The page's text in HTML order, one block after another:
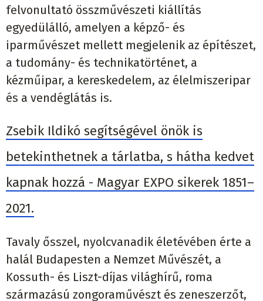
felvonultató összművészeti kiállítás
egyedülálló, amelyen a képző- és
iparművészet mellett megjelenik az építészet,
a tudomány- és technikatörténet, a
kézműipar, a kereskedelem, az élelmiszeripar
és a vendéglátás is.
Zsebik Ildikó segítségével önök is
betekinthetnek a tárlatba, s hátha kedvet
kapnak hozzá - Magyar EXPO sikerek 1851–
2021.
Tavaly ősszel, nyolcvanadik életévében érte a
halál Budapesten a Nemzet Művészét, a
Kossuth- és Liszt-díjas világhírű, roma
származású zongoraművészt és zeneszerzőt,